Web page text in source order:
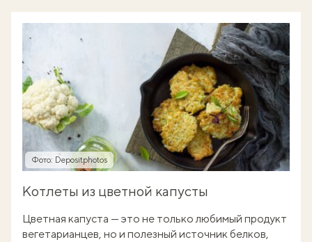
Фото: Depositphotos
Котлеты из цветной капусты
Цветная капуста — это не только любимый продукт
вегетарианцев, но и полезный источник белков,